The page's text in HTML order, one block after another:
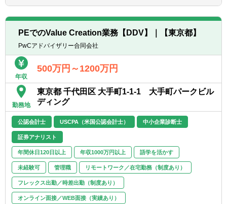
ンス構築等の経験
■事業会社、商社における事業企画、M&A経
験
先でのPMI, Value-up経験）
■M&Aアドバイザーとしてディール支援、統
合支援などの実務経験
■クロスボーダー案件等で英語を使って仕事
した経験
券アナリストに関する資格尚可
■英語力、海外駐在経験あれば尚可
※高い英語力があれば、クロスボーダー案件
への関与機会多数、海外駐在機会等も増加
・会計・人事といったバックオフィス、営
業・SCM等のバリューチェーンオペレーショ
ン等の組織・業務設計、導入支援
■事業再編・カーブアウトを通じたポートフ
・事業再編や事業単位での買収・売却（カー
ーション面からのフィジビリティスタディ・
・プレM&Aフェーズにおける事業分離のため
の組織機能・オペレーションの分析、IT環境
ディールパッケージの作成
・ディール実行時のセルサイドないしバイサ
イドからのデューディリジェンス、事業統
合、事業分離に係る具体設計、プロジェクト
推進、実行支援
PEでのValue Creation業務【DDV】｜【東京都】
PwCアドバイザリー合同会社
年収
500万円～1200万円
勤務地
東京都 千代田区 大手町1-1-1 大手町パークビル
ディング
公認会計士 USCPA（米国公認会計士） 中小企業診断士
証券アナリスト
年間休日120日以上 年収1000万円以上 語学を活かす
未経験可 管理職 リモートワーク／在宅勤務（制度あり）
フレックス出勤／時差出勤（制度あり）
オンライン面接／WEB面接（実績あり）